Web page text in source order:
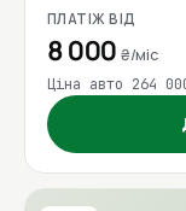
ПЛАТІЖ ВІД
8 000₴/міс
Ціна авто 264